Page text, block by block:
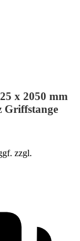
x 2050 mm
Griffstange
zzgl.